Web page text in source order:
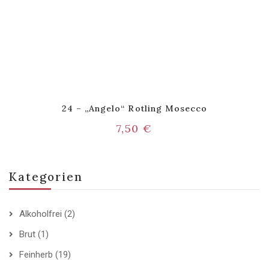
Kategorien
Alkoholfrei (2)
Brut (1)
Feinherb (19)
24 – „Angelo“ Rotling Mosecco
7,50 €